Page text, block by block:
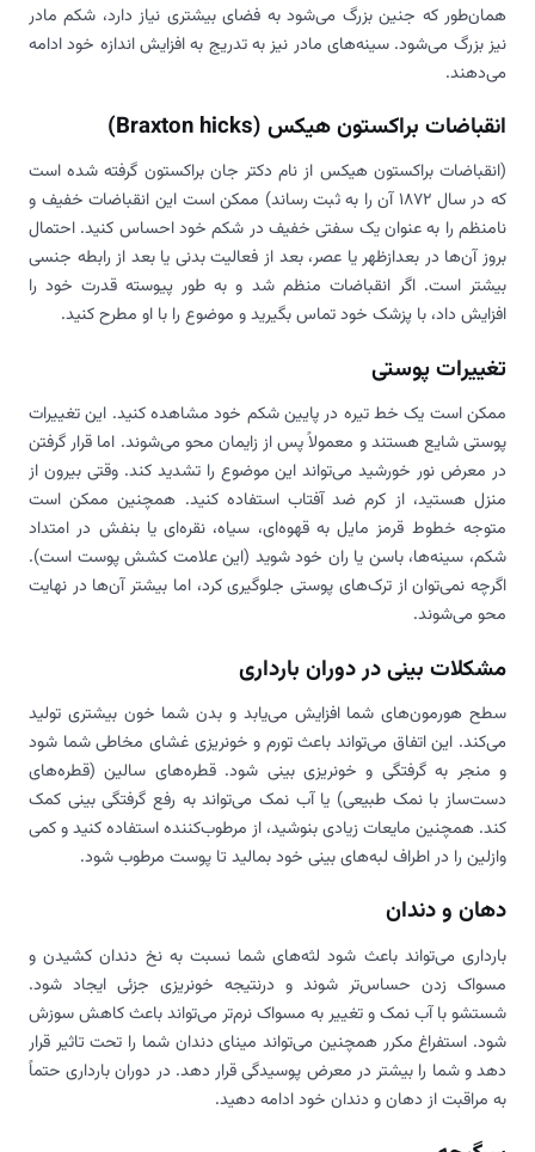
همان‌طور که جنین بزرگ می‌شود به فضای بیشتری نیاز دارد، شکم مادر
نیز بزرگ می‌شود. سینه‌های مادر نیز به تدریج به افزایش اندازه خود ادامه
می‌دهند.
انقباضات براکستون هیکس (Braxton hicks)
(انقباضات براکستون هیکس از نام دکتر جان براکستون گرفته شده است
که در سال 1872 آن را به ثبت رساند) ممکن است این انقباضات خفیف و
نامنظم را به عنوان یک سفتی خفیف در شکم خود احساس کنید. احتمال
بروز آن‌ها در بعدازظهر یا عصر، بعد از فعالیت بدنی یا بعد از رابطه جنسی
بیشتر است. اگر انقباضات منظم شد و به طور پیوسته قدرت خود را
افزایش داد، با پزشک خود تماس بگیرید و موضوع را با او مطرح کنید.
تغییرات پوستی
ممکن است یک خط تیره در پایین شکم خود مشاهده کنید. این تغییرات
پوستی شایع هستند و معمولاً پس از زایمان محو می‌شوند. اما قرار گرفتن
در معرض نور خورشید می‌تواند این موضوع را تشدید کند. وقتی بیرون از
منزل هستید، از کرم ضد آفتاب استفاده کنید. همچنین ممکن است
متوجه خطوط قرمز مایل به قهوه‌ای، سیاه، نقره‌ای یا بنفش در امتداد
شکم، سینه‌ها، باسن یا ران خود شوید (این علامت کشش پوست است).
اگرچه نمی‌توان از ترک‌های پوستی جلوگیری کرد، اما بیشتر آن‌ها در نهایت
محو می‌شوند.
مشکلات بینی در دوران بارداری
سطح هورمون‌های شما افزایش می‌یابد و بدن شما خون بیشتری تولید
می‌کند. این اتفاق می‌تواند باعث تورم و خونریزی غشای مخاطی شما شود
و منجر به گرفتگی و خونریزی بینی شود. قطره‌های سالین (قطره‌های
دست‌ساز با نمک طبیعی) یا آب نمک می‌تواند به رفع گرفتگی بینی کمک
کند. همچنین مایعات زیادی بنوشید، از مرطوب‌کننده استفاده کنید و کمی
وازلین را در اطراف لبه‌های بینی خود بمالید تا پوست مرطوب شود.
دهان و دندان
بارداری می‌تواند باعث شود لثه‌های شما نسبت به نخ دندان کشیدن و
مسواک زدن حساس‌تر شوند و درنتیجه خونریزی جزئی ایجاد شود.
شستشو با آب نمک و تغییر به مسواک نرم‌تر می‌تواند باعث کاهش سوزش
شود. استفراغ مکرر همچنین می‌تواند مینای دندان شما را تحت تاثیر قرار
دهد و شما را بیشتر در معرض پوسیدگی قرار دهد. در دوران بارداری حتماً
به مراقبت‌ از دهان و دندان خود ادامه دهید.